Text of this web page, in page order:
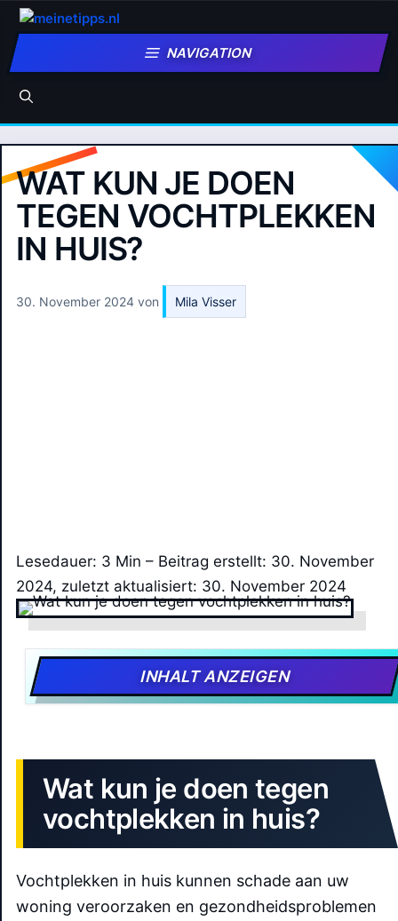
Zum
Inhalt
springen
NAVIGATION
WAT KUN JE DOEN
TEGEN VOCHTPLEKKEN
IN HUIS?
30. November 2024 von Mila Visser
Lesedauer: 3 Min – Beitrag erstellt: 30. November
2024, zuletzt aktualisiert: 30. November 2024
INHALT ANZEIGEN
Wat kun je doen tegen
vochtplekken in huis?
Vochtplekken in huis kunnen schade aan uw
woning veroorzaken en gezondheidsproblemen